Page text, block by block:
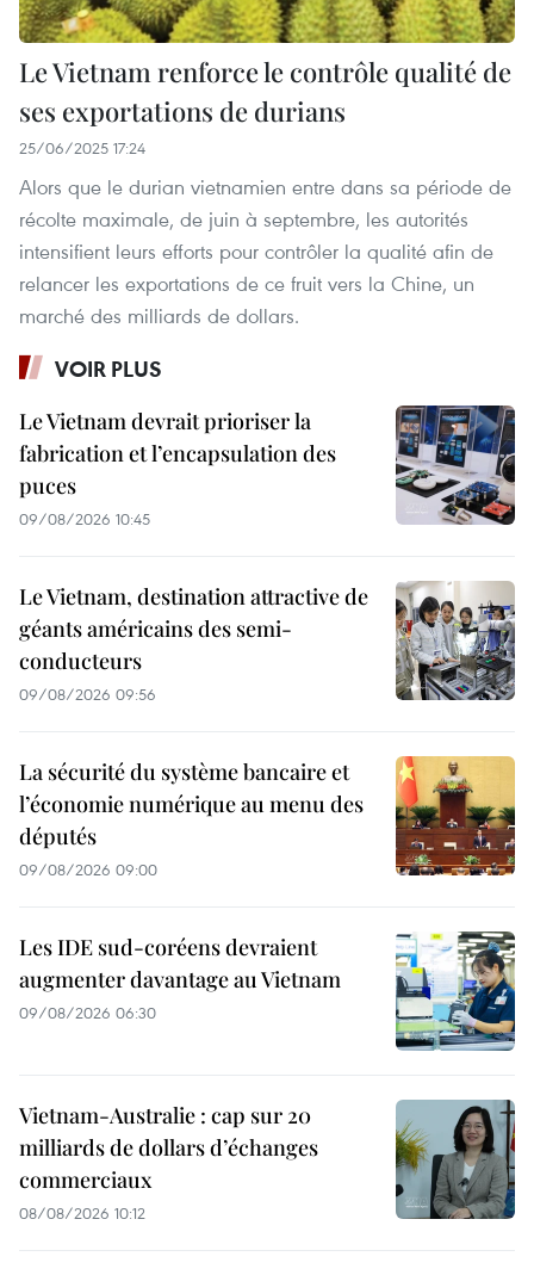
Le Vietnam renforce le contrôle qualité de
ses exportations de durians
25/06/2025 17:24
Alors que le durian vietnamien entre dans sa période de
récolte maximale, de juin à septembre, les autorités
intensifient leurs efforts pour contrôler la qualité afin de
relancer les exportations de ce fruit vers la Chine, un
marché des milliards de dollars.
VOIR PLUS
Le Vietnam devrait prioriser la
fabrication et l’encapsulation des
puces
09/08/2026 10:45
Le Vietnam, destination attractive de
géants américains des semi-
conducteurs
09/08/2026 09:56
La sécurité du système bancaire et
l’économie numérique au menu des
députés
09/08/2026 09:00
Les IDE sud-coréens devraient
augmenter davantage au Vietnam
09/08/2026 06:30
Vietnam-Australie : cap sur 20
milliards de dollars d’échanges
commerciaux
08/08/2026 10:12